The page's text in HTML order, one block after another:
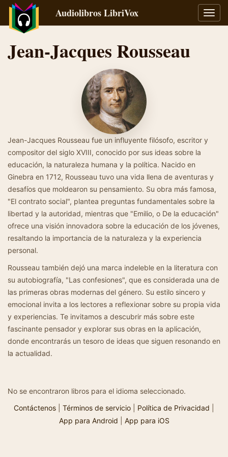
Audiolibros LibriVox
Jean-Jacques Rousseau
Jean-Jacques Rousseau fue un influyente filósofo, escritor y
compositor del siglo XVIII, conocido por sus ideas sobre la
educación, la naturaleza humana y la política. Nacido en
Ginebra en 1712, Rousseau tuvo una vida llena de aventuras y
desafíos que moldearon su pensamiento. Su obra más famosa,
"El contrato social", plantea preguntas fundamentales sobre la
libertad y la autoridad, mientras que "Emilio, o De la educación"
ofrece una visión innovadora sobre la educación de los jóvenes,
resaltando la importancia de la naturaleza y la experiencia
personal.
Rousseau también dejó una marca indeleble en la literatura con
su autobiografía, "Las confesiones", que es considerada una de
las primeras obras modernas del género. Su estilo sincero y
emocional invita a los lectores a reflexionar sobre su propia vida
y experiencias. Te invitamos a descubrir más sobre este
fascinante pensador y explorar sus obras en la aplicación,
donde encontrarás un tesoro de ideas que siguen resonando en
la actualidad.
No se encontraron libros para el idioma seleccionado.
Contáctenos
Términos de servicio Política de Privacidad
App para Android
App para iOS